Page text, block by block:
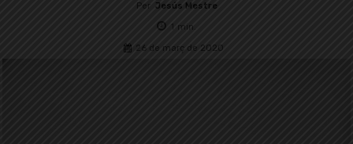
Per Jesús Mestre
1 min.
26 de març de 2020